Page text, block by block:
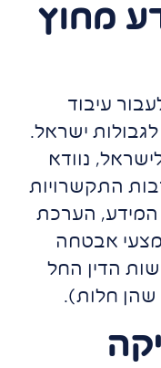
מחוץ
עיבוד
ישראל.
נוודא
התקשרויות
המידע, הערכת
אבטחה
הדין החל